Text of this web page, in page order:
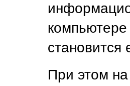
компьютере
становится
При этом